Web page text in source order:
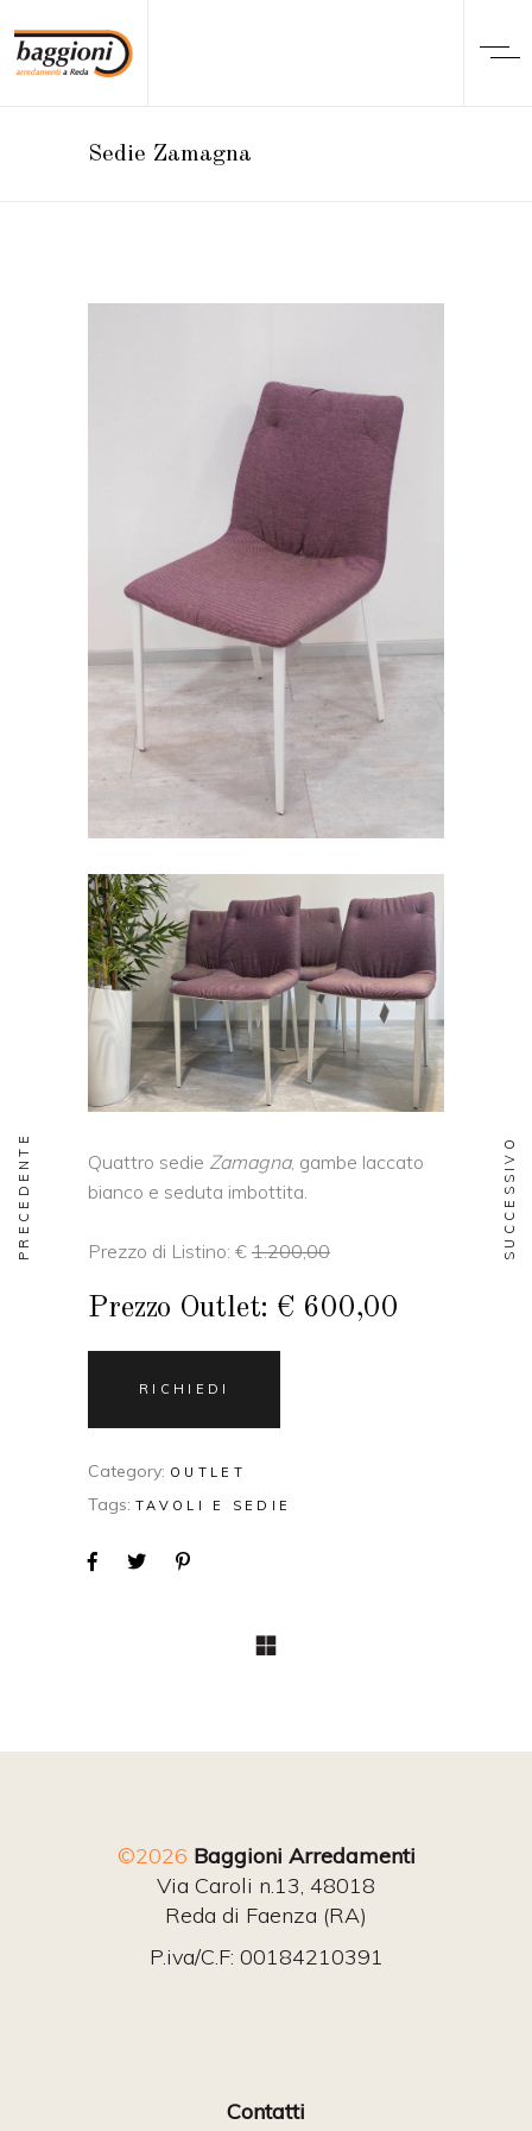
Sedie Zamagna
Quattro sedie Zamagna, gambe laccato
bianco e seduta imbottita.
Prezzo di Listino: € 1.200,00
Prezzo Outlet: € 600,00
RICHIEDI
Category: OUTLET
Tags: TAVOLI E SEDIE
PRECEDENTE SUCCESSIVO
©2026 Baggioni Arredamenti
Via Caroli n.13, 48018
Reda di Faenza (RA)
P.iva/C.F: 00184210391
Contatti